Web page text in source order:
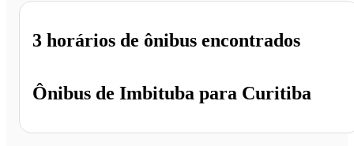
Ônibus de Imbituba para Curitiba
3 horários de ônibus encontrados